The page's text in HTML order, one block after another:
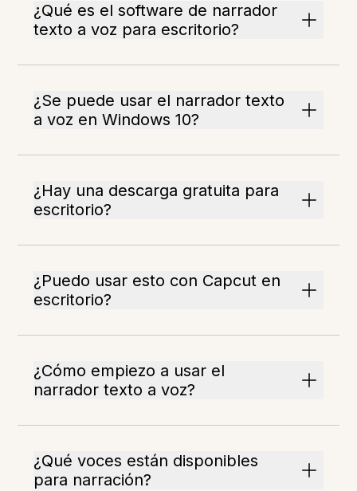
¿Qué es el software de narrador
texto a voz para escritorio?
¿Se puede usar el narrador texto
a voz en Windows 10?
¿Hay una descarga gratuita para
escritorio?
¿Puedo usar esto con Capcut en
escritorio?
¿Cómo empiezo a usar el
narrador texto a voz?
¿Qué voces están disponibles
para narración?